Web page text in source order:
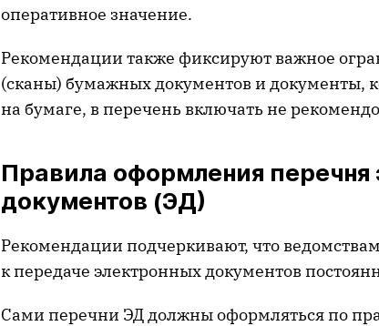
оперативное значение.
Рекомендации также фиксируют важное
(сканы) бумажных документов и документы,
на бумаге, в перечень включать не
Правила оформления перечня
документов (ЭД)
Рекомендации подчеркивают, что
к передаче электронных документов
Сами перечни ЭД должны оформляться по